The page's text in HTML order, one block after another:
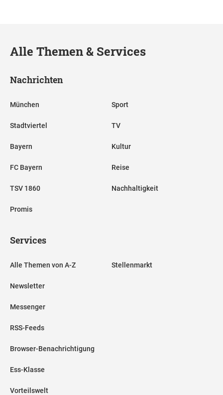
Alle Themen & Services
Nachrichten
München
Stadtviertel
Bayern
FC Bayern
TSV 1860
Promis
Sport
TV
Kultur
Reise
Nachhaltigkeit
Services
Alle Themen von A-Z
Newsletter
Messenger
RSS-Feeds
Browser-Benachrichtigung
Ess-Klasse
Vorteilswelt
Stellenmarkt